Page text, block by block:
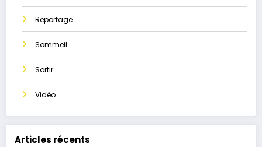
Reportage
Sommeil
Sortir
Vidéo
Articles récents